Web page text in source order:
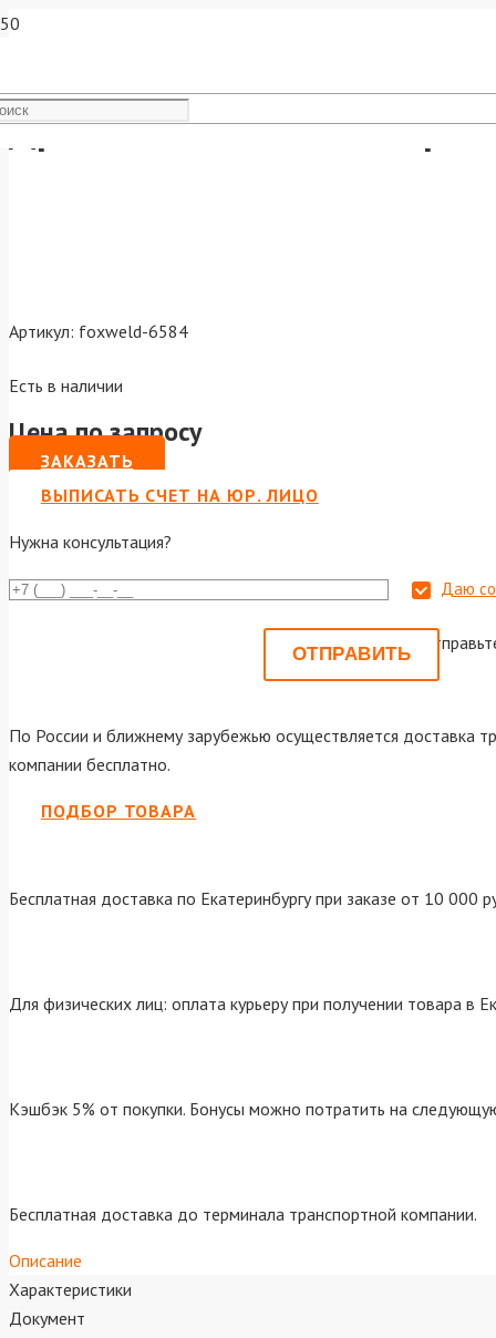
Дренажный насос FoxAqua
Артикул: foxweld-6584
Есть в наличии
Цена по запросу
ЗАКАЗАТЬ
ВЫПИСАТЬ СЧЕТ НА ЮР. ЛИЦО
Нужна консультация?
Даю
Или
По России и ближнему зарубежью осуществляется доставка
компании бесплатно.
ПОДБОР ТОВАРА
Бесплатная доставка по Екатеринбургу при заказе от 10 000
Для физических лиц: оплата курьеру при получении товара в
Кэшбэк 5% от покупки. Бонусы можно потратить на
Бесплатная доставка до терминала транспортной компании.
Описание
Характеристики
Документ